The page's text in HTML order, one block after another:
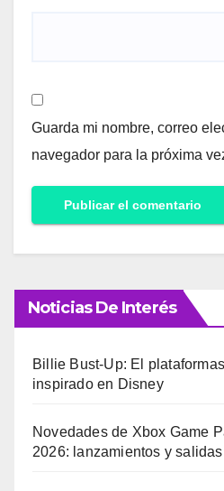
Guarda mi nombre, correo
navegador para la próxima
Noticias De Interés
Billie Bust-Up: El
inspirado en Disney
Novedades de Xbox Game
2026: lanzamientos y salidas